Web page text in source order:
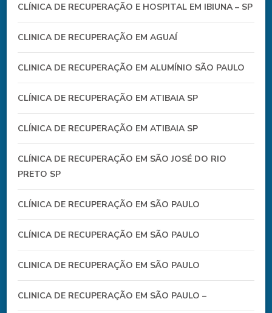
CLÍNICA DE RECUPERAÇÃO E HOSPITAL EM IBIUNA – SP
CLINICA DE RECUPERAÇÃO EM AGUAÍ
CLINICA DE RECUPERAÇÃO EM ALUMÍNIO SÃO PAULO
CLÍNICA DE RECUPERAÇÃO EM ATIBAIA SP
CLÍNICA DE RECUPERAÇÃO EM ATIBAIA SP
CLÍNICA DE RECUPERAÇÃO EM SÃO JOSÉ DO RIO
PRETO SP
CLÍNICA DE RECUPERAÇÃO EM SÃO PAULO
CLÍNICA DE RECUPERAÇÃO EM SÃO PAULO
CLINICA DE RECUPERAÇÃO EM SÃO PAULO
CLINICA DE RECUPERAÇÃO EM SÃO PAULO –